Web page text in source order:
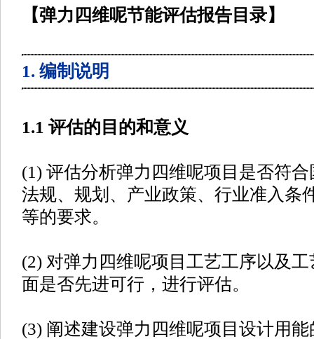
【弹力四维呢节能评估报告目录】
1. 编制说明
1.1 评估的目的和意义
(1) 评估分析弹力四维呢项目是否符
法规、规划、产业政策、行业准入条
等的要求。
(2) 对弹力四维呢项目工艺工序以及
面是否先进可行，进行评估。
(3) 阐述建设弹力四维呢项目设计用